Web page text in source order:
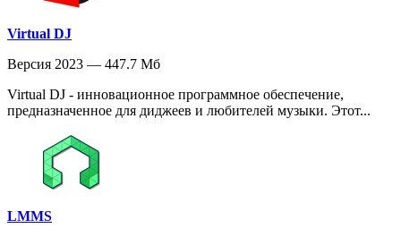
Virtual DJ
Версия 2023 — 447.7 Мб
Virtual DJ - инновационное программное обеспечение,
предназначенное для диджеев и любителей музыки. Этот...
LMMS